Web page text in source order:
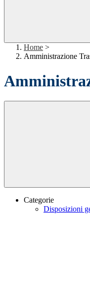
Home >
Amministrazione
Categorie
Disposizioni